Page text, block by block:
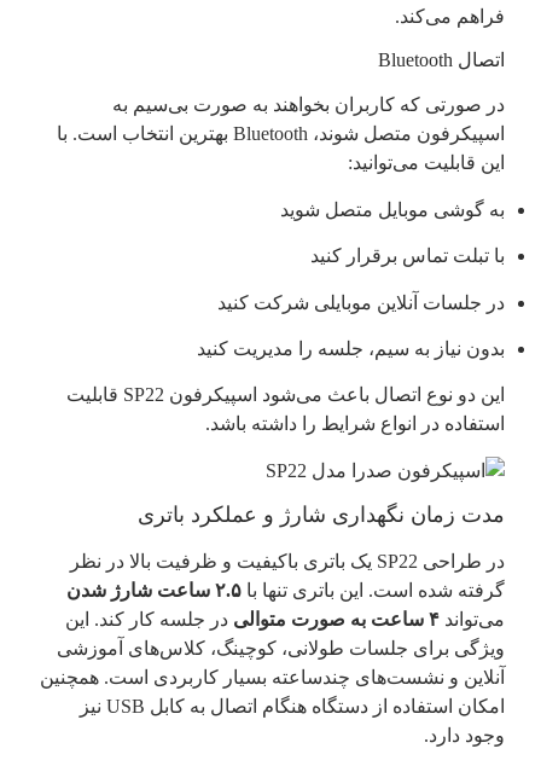
فراهم می‌کند.
اتصال Bluetooth
در صورتی که کاربران بخواهند به صورت بی‌سیم به
اسپیکرفون متصل شوند، Bluetooth بهترین انتخاب است. با
این قابلیت می‌توانید:
به گوشی موبایل متصل شوید
با تبلت تماس برقرار کنید
در جلسات آنلاین موبایلی شرکت کنید
بدون نیاز به سیم، جلسه را مدیریت کنید
این دو نوع اتصال باعث می‌شود اسپیکرفون SP22 قابلیت
استفاده در انواع شرایط را داشته باشد.
مدت زمان نگهداری شارژ و عملکرد باتری
در طراحی SP22 یک باتری باکیفیت و ظرفیت بالا در نظر
گرفته شده است. این باتری تنها با ۲.۵ ساعت شارژ شدن
می‌تواند ۴ ساعت به صورت متوالی
در جلسه کار کند. این
ویژگی برای جلسات طولانی، کوچینگ، کلاس‌های آموزشی
آنلاین و نشست‌های چندساعته بسیار کاربردی است. همچنین
امکان استفاده از دستگاه هنگام اتصال به کابل USB نیز
وجود دارد.